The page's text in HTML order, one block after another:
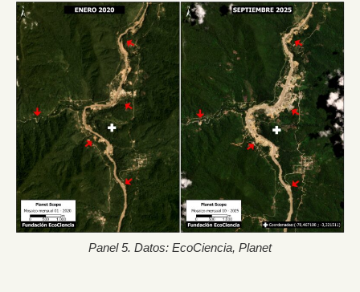
Panel 5. Datos: EcoCiencia, Planet